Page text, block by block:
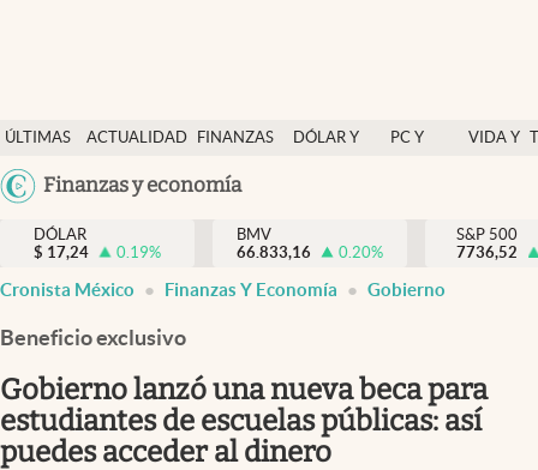
ÚLTIMAS
NOTICIAS
ACTUALIDAD
FINANZAS
DÓLAR Y
PC Y
VIDA Y
México
Finanzas y economía
Actualidad
Finanzas y economía
Dólar y mercados
Pc y celular
Vida y estilo
DÓLAR
$ 17,24 0.19%
BMV
66.833,16
0.20%
S&P 500
7736,52
Cronista México Finanzas Y Economía Gobierno
Beneficio exclusivo
Gobierno lanzó una nueva beca para
estudiantes de escuelas públicas: así
puedes acceder al dinero